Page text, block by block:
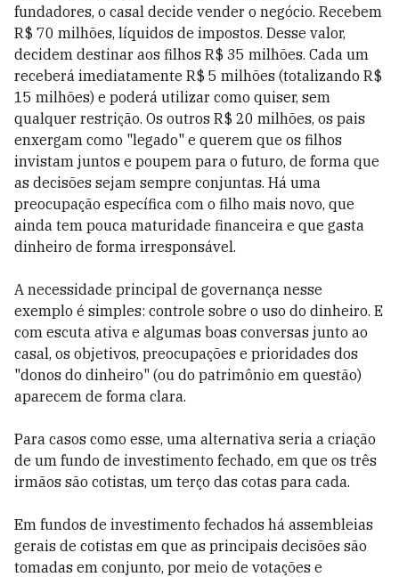
fundadores, o casal decide vender o negócio. Recebem
R$ 70 milhões, líquidos de impostos. Desse valor,
decidem destinar aos filhos R$ 35 milhões. Cada um
receberá imediatamente R$ 5 milhões (totalizando R$
15 milhões) e poderá utilizar como quiser, sem
qualquer restrição. Os outros R$ 20 milhões, os pais
enxergam como "legado" e querem que os filhos
invistam juntos e poupem para o futuro, de forma que
as decisões sejam sempre conjuntas. Há uma
preocupação específica com o filho mais novo, que
ainda tem pouca maturidade financeira e que gasta
dinheiro de forma irresponsável.
A necessidade principal de governança nesse
exemplo é simples: controle sobre o uso do dinheiro. E
com escuta ativa e algumas boas conversas junto ao
casal, os objetivos, preocupações e prioridades dos
"donos do dinheiro" (ou do patrimônio em questão)
aparecem de forma clara.
Para casos como esse, uma alternativa seria a criação
de um fundo de investimento fechado, em que os três
irmãos são cotistas, um terço das cotas para cada.
Em fundos de investimento fechados há assembleias
gerais de cotistas em que as principais decisões são
tomadas em conjunto, por meio de votações e